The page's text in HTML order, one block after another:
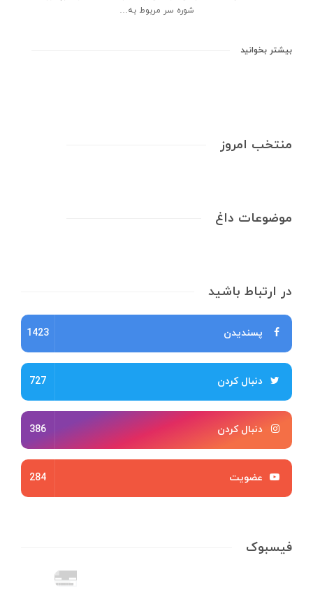
شوره سر مربوط به…
بیشتر بخوانید
منتخب امروز
موضوعات داغ
در ارتباط باشید
پسندیدن 1423
دنبال کردن 727
دنبال کردن 386
عضویت 284
فیسبوک